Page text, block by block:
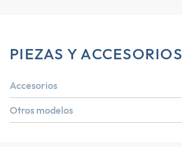
PIEZAS Y ACCESORIOS
Accesorios
Otros modelos